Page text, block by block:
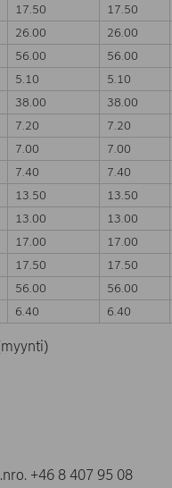
17.50 17.50
26.00 26.00
56.00 56.00
5.10 5.10
38.00 38.00
7.20 7.20
7.00 7.00
7.40 7.40
13.50 13.50
13.00 13.00
17.00 17.00
17.50 17.50
56.00 56.00
6.40 6.40
+46 8 407 95 08